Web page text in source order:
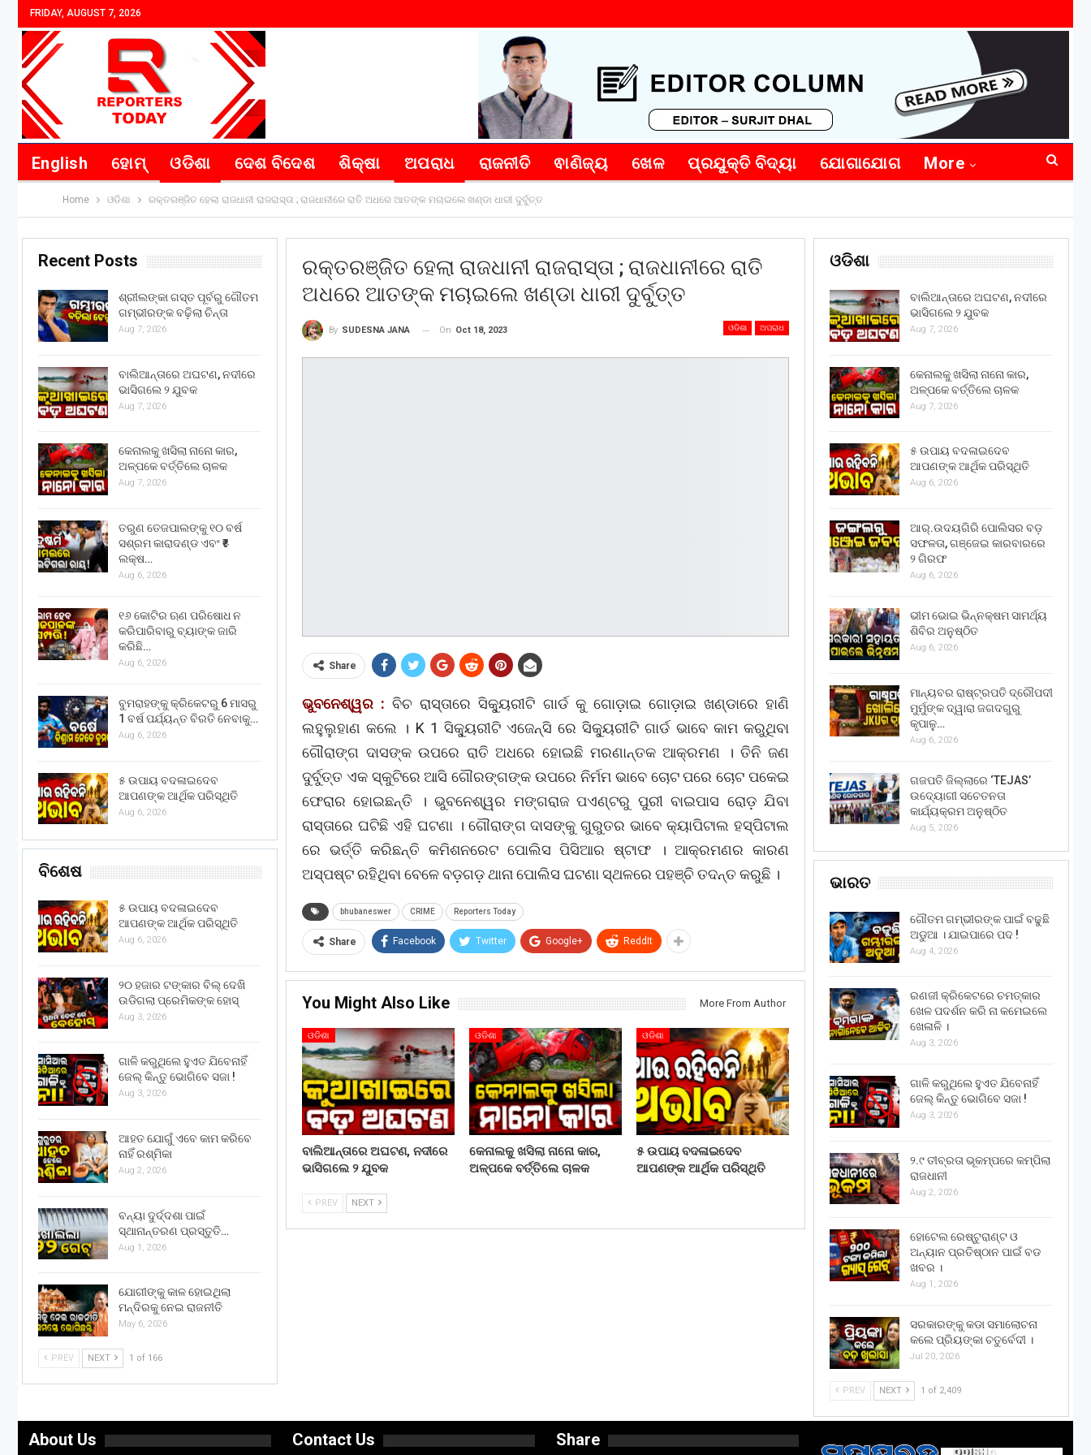
FRIDAY, AUGUST 7, 2026
English ହୋମ୍ ଓଡିଶା ଦେଶ ବିଦେଶ ଶିକ୍ଷା ଅପରାଧ ରାଜନୀତି ଵାଣିଜ୍ୟ ଖେଳ ପ୍ରଯୁକ୍ତି ବିଦ୍ୟା ଯୋଗାଯୋଗ More
Home ଓଡିଶା ରକ୍ତରଞ୍ଜିତ ହେଲା ରାଜଧାନୀ ରାଜରାସ୍ତା ; ରାଜଧାନୀରେ ରାତି ଅଧରେ ଆତଙ୍କ ମଚାଇଲେ ଖଣ୍ଡା ଧାରୀ ଦୁର୍ବୁତ୍ତ
ରକ୍ତରଞ୍ଜିତ ହେଲା ରାଜଧାନୀ ରାଜରାସ୍ତା ; ରାଜଧାନୀରେ ରାତି
ଅଧରେ ଆତଙ୍କ ମଚାଇଲେ ଖଣ୍ଡା ଧାରୀ ଦୁର୍ବୁତ୍ତ
ଓଡିଶା ଅପରାଧ
By SUDESNA JANA On Oct 18, 2023
Share
ଭୁବନେଶ୍ୱର : ବିଚ ରାସ୍ତାରେ ସିକ୍ୟୁରୀଟି ଗାର୍ଡ କୁ ଗୋଡ଼ାଇ ଗୋଡ଼ାଇ ଖଣ୍ଡାରେ ହାଣି
ଲହୁଲୁହାଣ କଲେ । K 1 ସିକ୍ୟୁରୀଟି ଏଜେନ୍ସି ରେ ସିକ୍ୟୁରୀଟି ଗାର୍ଡ ଭାବେ କାମ କରୁଥିବା
ଗୌରାଙ୍ଗ ଦାସଙ୍କ ଉପରେ ରାତି ଅଧରେ ହୋଇଛି ମରଣାନ୍ତକ ଆକ୍ରମଣ । ତିନି ଜଣ
ଦୁର୍ବୁତ୍ତ ଏକ ସ୍କୁଟିରେ ଆସି ଗୌରଙ୍ଗଙ୍କ ଉପରେ ନିର୍ମମ ଭାବେ ଚୋଟ ପରେ ଚୋଟ ପକେଇ
ଫେରାର ହୋଇଛନ୍ତି । ଭୁବନେଶ୍ୱର ମଙ୍ଗରାଜ ପଏଣ୍ଟରୁ ପୁରୀ ବାଇପାସ ରୋଡ଼ ଯିବା
ରାସ୍ତାରେ ଘଟିଛି ଏହି ଘଟଣା । ଗୌରାଙ୍ଗ ଦାସଙ୍କୁ ଗୁରୁତର ଭାବେ କ୍ୟାପିଟାଲ ହସ୍ପିଟାଲ
ରେ ଭର୍ତ୍ତି କରିଛନ୍ତି କମିଶନରେଟ ପୋଲିସ ପିସିଆର ଷ୍ଟାଫ । ଆକ୍ରମଣର କାରଣ
ଅସ୍ପଷ୍ଟ ରହିଥିବା ବେଳେ ବଡ଼ଗଡ଼ ଥାନା ପୋଲିସ ଘଟଣା ସ୍ଥଳରେ ପହଞ୍ଚି ତଦନ୍ତ କରୁଛି ।
bhubaneswer CRIME Reporters Today
Share Facebook Twitter Google+ ReddIt
You Might Also Like More From Author
ଓଡିଶା
ବାଲିଆନ୍ତାରେ ଅଘଟଣ, ନଦୀରେ
ଭାସିଗଲେ ୨ ଯୁବକ
ଓଡିଶା
କେନାଲକୁ ଖସିଲା ନାନୋ କାର,
ଅଳ୍ପକେ ବର୍ତ୍ତିଲେ ଚାଳକ
ଓଡିଶା
୫ ଉପାୟ ବଦଳାଇଦେବ
ଆପଣଙ୍କ ଆର୍ଥିକ ପରିସ୍ଥିତି
PREV NEXT
ଓଡିଶା
ବାଲିଆନ୍ତାରେ ଅଘଟଣ, ନଦୀରେ
ଭାସିଗଲେ ୨ ଯୁବକ
Aug 7, 2026
କେନାଲକୁ ଖସିଲା ନାନୋ କାର,
ଅଳ୍ପକେ ବର୍ତ୍ତିଲେ ଚାଳକ
Aug 7, 2026
୫ ଉପାୟ ବଦଳାଇଦେବ
ଆପଣଙ୍କ ଆର୍ଥିକ ପରିସ୍ଥିତି
Aug 6, 2026
ଆର୍.ଉଦୟଗିରି ପୋଲିସର ବଡ଼
ସଫଳତା, ଗଞ୍ଜେଇ କାରବାରରେ
୨ ଗିରଫ
Aug 6, 2026
ଭୀମ ଭୋଇ ଭିନ୍ନକ୍ଷମ ସାମର୍ଥ୍ୟ
ଶିବିର ଅନୁଷ୍ଠିତ
Aug 6, 2026
ମାନ୍ୟବର ରାଷ୍ଟ୍ରପତି ଦ୍ରୌପଦୀ
ମୁର୍ମୁଙ୍କ ଦ୍ୱାରା ଜଗଦଗୁରୁ
କୃପାଳୁ…
Aug 6, 2026
ଗଜପତି ଜିଲ୍ଲାରେ ‘TEJAS’
ଉଦ୍ୟୋଗୀ ସଚେତନତା
କାର୍ଯ୍ୟକ୍ରମ ଅନୁଷ୍ଠିତ
Aug 5, 2026
ଭାରତ
ଗୌତମ ଗମ୍ଭୀରଙ୍କ ପାଇଁ ବଢୁଛି
ଅଡୁଆ । ଯାଇପାରେ ପଦ !
Aug 4, 2026
ରଣଜୀ କ୍ରିକେଟରେ ଚମତ୍କାର
ଖେଳ ପଦର୍ଶନ କରି ନା କମେଇଲେ
ଖେଳାଳି ।
Aug 3, 2026
ଗାଳି କରୁଥିଲେ ହୁଏତ ଯିବେନାହିଁ
ଜେଲ୍ କିନ୍ତୁ ଭୋଗିବେ ସଜା !
Aug 3, 2026
୨.୯ ତୀବ୍ରତା ଭୂକମ୍ପରେ କମ୍ପିଲା
ରାଜଧାନୀ
Aug 2, 2026
ହୋଟେଲ ରେଷ୍ଟୁରାଣ୍ଟ ଓ
ଅନ୍ୟାନ ପ୍ରତିଷ୍ଠାନ ପାଇଁ ବଡ
ଖବର ।
Aug 1, 2026
ସରକାରଙ୍କୁ କଡା ସମାଲୋଚନା
କଲେ ପ୍ରିୟଙ୍କା ଚତୁର୍ବେଦୀ ।
Jul 20, 2026
PREV NEXT 1 of 2,409
Recent Posts
ଶ୍ରୀଲଙ୍କା ଗସ୍ତ ପୂର୍ବରୁ ଗୌତମ
ଗମ୍ଭୀରଙ୍କ ବଢ଼ିଲା ଚିନ୍ତା
Aug 7, 2026
ବାଲିଆନ୍ତାରେ ଅଘଟଣ, ନଦୀରେ
ଭାସିଗଲେ ୨ ଯୁବକ
Aug 7, 2026
କେନାଲକୁ ଖସିଲା ନାନୋ କାର,
ଅଳ୍ପକେ ବର୍ତ୍ତିଲେ ଚାଳକ
Aug 7, 2026
ତରୁଣ ତେଜପାଲଙ୍କୁ ୧୦ ବର୍ଷ
ସଶ୍ରମ କାରାଦଣ୍ଡ ଏବଂ ₹୫
ଲକ୍ଷ…
Aug 6, 2026
୧୬ କୋଟିର ଋଣ ପରିଷୋଧ ନ
କରିପାରିବାରୁ ବ୍ୟାଙ୍କ ଜାରି
କରିଛି…
Aug 6, 2026
ବୁମରାହଙ୍କୁ କ୍ରିକେଟରୁ 6 ମାସରୁ
1 ବର୍ଷ ପର୍ଯ୍ୟନ୍ତ ବିରତି ନେବାକୁ…
Aug 6, 2026
୫ ଉପାୟ ବଦଳାଇଦେବ
ଆପଣଙ୍କ ଆର୍ଥିକ ପରିସ୍ଥିତି
Aug 6, 2026
ବିଶେଷ
୫ ଉପାୟ ବଦଳାଇଦେବ
ଆପଣଙ୍କ ଆର୍ଥିକ ପରିସ୍ଥିତି
Aug 6, 2026
୨୦ ହଜାର ଟଙ୍କାର ବିଲ୍ ଦେଖି
ଉଡିଗଲା ପ୍ରେମିକଙ୍କ ହୋସ୍
Aug 3, 2026
ଗାଳି କରୁଥିଲେ ହୁଏତ ଯିବେନାହିଁ
ଜେଲ୍ କିନ୍ତୁ ଭୋଗିବେ ସଜା !
Aug 3, 2026
ଆହତ ଯୋଗୁଁ ଏବେ କାମ କରିବେ
ନାହିଁ ରଶ୍ମିକା
Aug 2, 2026
ବନ୍ୟା ଦୁର୍ଦ୍ଦଶା ପାଇଁ
ସ୍ଥାନାନ୍ତରଣ ପ୍ରସ୍ତୁତି…
Aug 1, 2026
ଯୋଗୀଙ୍କୁ କାଳ ହୋଇଥିଲା
ମନ୍ଦିରକୁ ନେଇ ରାଜନୀତି
May 6, 2026
PREV NEXT 1 of 166
About Us Contact Us Share